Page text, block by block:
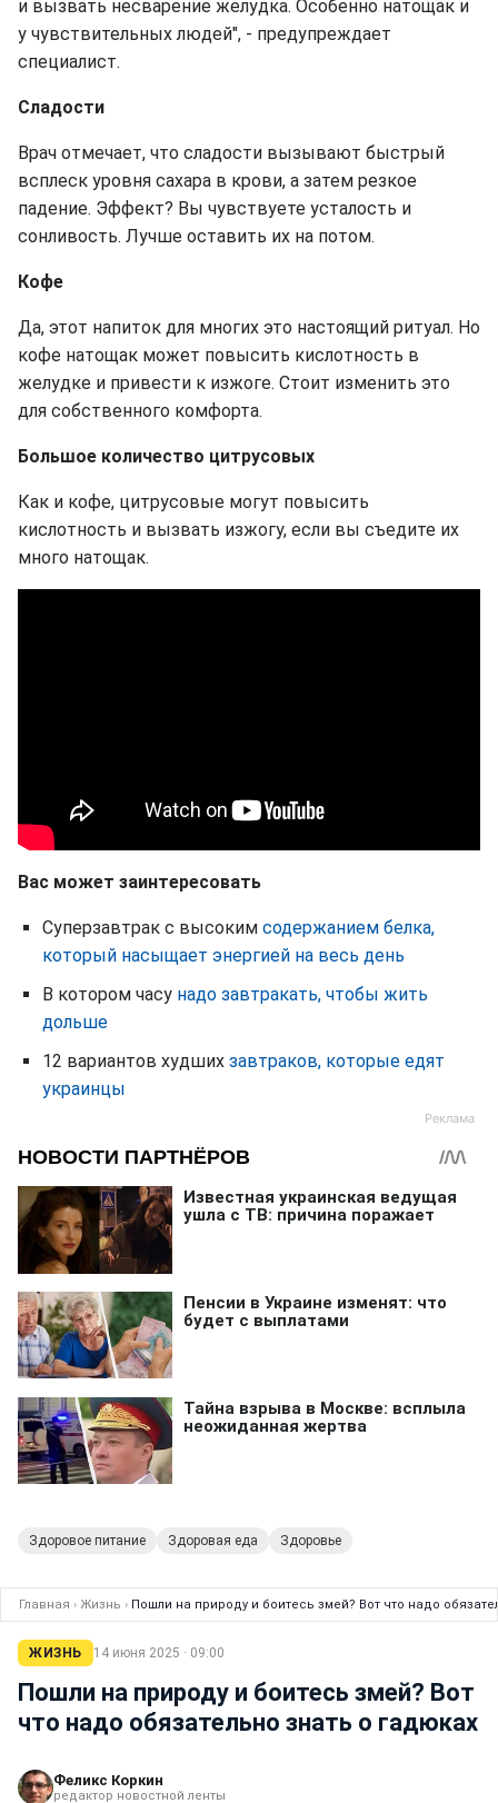
и вызвать несварение желудка. Особенно натощак и
у чувствительных людей", - предупреждает
специалист.
Сладости
Врач отмечает, что сладости вызывают быстрый
всплеск уровня сахара в крови, а затем резкое
падение. Эффект? Вы чувствуете усталость и
сонливость. Лучше оставить их на потом.
Кофе
Да, этот напиток для многих это настоящий ритуал. Но
кофе натощак может повысить кислотность в
желудке и привести к изжоге. Стоит изменить это
для собственного комфорта.
Большое количество цитрусовых
Как и кофе, цитрусовые могут повысить
кислотность и вызвать изжогу, если вы съедите их
много натощак.
Вас может заинтересовать
Суперзавтрак с высоким содержанием белка,
который насыщает энергией на весь день
В котором часу надо завтракать, чтобы жить
дольше
12 вариантов худших завтраков, которые едят
украинцы
Здоровое питание Здоровая еда Здоровье
Главная › Жизнь › Пошли на природу и боитесь змей? Вот что надо
ЖИЗНЬ 14 июня 2025 · 09:00
Пошли на природу и боитесь змей? Вот
что надо обязательно знать о гадюках
Феликс Коркин
редактор новостной ленты